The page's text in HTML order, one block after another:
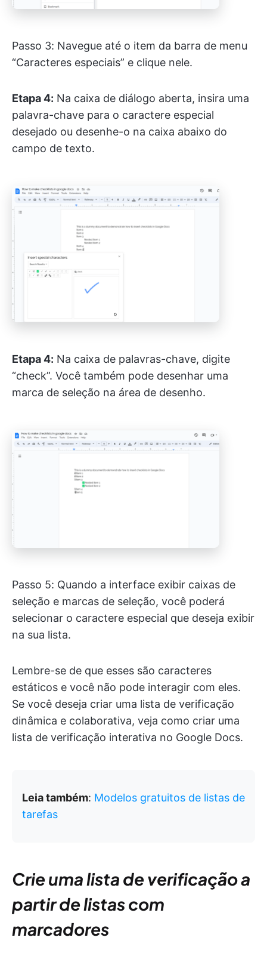
Passo 3: Navegue até o item da barra de menu
“Caracteres especiais” e clique nele.
Etapa 4: Na caixa de diálogo aberta, insira uma
palavra-chave para o caractere especial
desejado ou desenhe-o na caixa abaixo do
campo de texto.
Etapa 4: Na caixa de palavras-chave, digite
“check”. Você também pode desenhar uma
marca de seleção na área de desenho.
Passo 5: Quando a interface exibir caixas de
seleção e marcas de seleção, você poderá
selecionar o caractere especial que deseja exibir
na sua lista.
Lembre-se de que esses são caracteres
estáticos e você não pode interagir com eles.
Se você deseja criar uma lista de verificação
dinâmica e colaborativa, veja como criar uma
lista de verificação interativa no Google Docs.
Leia também: Modelos gratuitos de listas de
tarefas
Crie uma lista de verificação a
partir de listas com
marcadores